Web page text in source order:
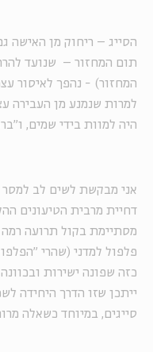
הסייג – ריחוק מן האישה
תום המחזור – שנועד
המחזור) - נהפך לאיסור
למרות שנמנע מן העבירה
היה למוות בידי שמים,
אני מבקשת לשים לב למסר
דחיית מרבית הטיעונים
מסתיימת בקול תרועה רמה
פלפול למדני (שהרי
כזה שפונה ישירות
ייתכן שזו הדרך היחידה
סייגים, במיוחד כשאלה